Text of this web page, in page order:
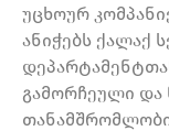
უცხოურ
ანიჭებს ქალაქ
გამორჩეული და